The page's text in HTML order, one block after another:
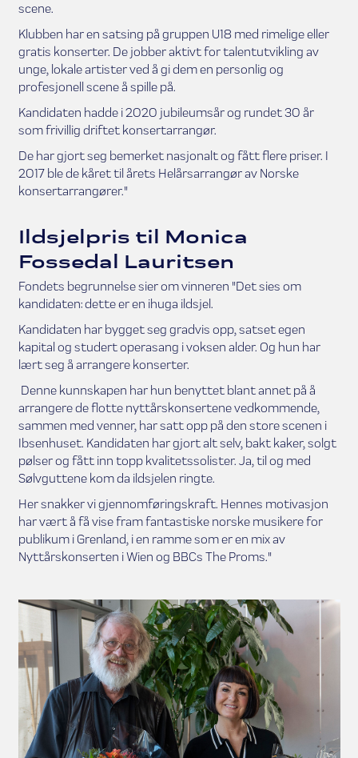
scene.
Klubben har en satsing på gruppen U18 med rimelige eller
gratis konserter. De jobber aktivt for talentutvikling av
unge, lokale artister ved å gi dem en personlig og
profesjonell scene å spille på.
Kandidaten hadde i 2020 jubileumsår og rundet 30 år
som frivillig driftet konsertarrangør.
De har gjort seg bemerket nasjonalt og fått flere priser. I
2017 ble de kåret til årets Helårsarrangør av Norske
konsertarrangører."
Ildsjelpris til Monica
Fossedal Lauritsen
Fondets begrunnelse sier om vinneren "Det sies om
kandidaten: dette er en ihuga ildsjel.
Kandidaten har bygget seg gradvis opp, satset egen
kapital og studert operasang i voksen alder. Og hun har
lært seg å arrangere konserter.
Denne kunnskapen har hun benyttet blant annet på å
arrangere de flotte nyttårskonsertene vedkommende,
sammen med venner, har satt opp på den store scenen i
Ibsenhuset. Kandidaten har gjort alt selv, bakt kaker, solgt
pølser og fått inn topp kvalitetssolister. Ja, til og med
Sølvguttene kom da ildsjelen ringte.
Her snakker vi gjennomføringskraft. Hennes motivasjon
har vært å få vise fram fantastiske norske musikere for
publikum i Grenland, i en ramme som er en mix av
Nyttårskonserten i Wien og BBCs The Proms."